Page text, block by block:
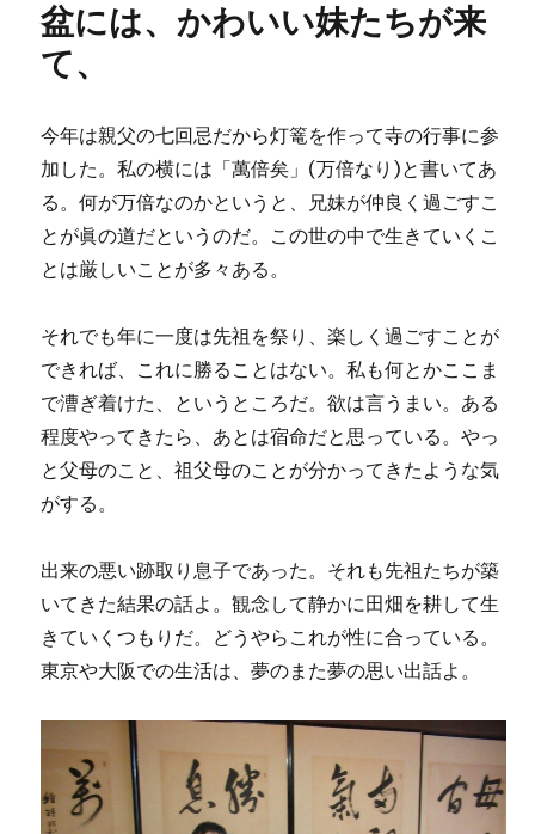
ー
盆には、かわいい妹たちが来
て、
今年は親父の七回忌だから灯篭を作って寺の行事に参
加した。私の横には「萬倍矣」(万倍なり)と書いてあ
る。何が万倍なのかというと、兄妹が仲良く過ごすこ
とが眞の道だというのだ。この世の中で生きていくこ
とは厳しいことが多々ある。
それでも年に一度は先祖を祭り、楽しく過ごすことが
できれば、これに勝ることはない。私も何とかここま
で漕ぎ着けた、というところだ。欲は言うまい。ある
程度やってきたら、あとは宿命だと思っている。やっ
と父母のこと、祖父母のことが分かってきたような気
がする。
出来の悪い跡取り息子であった。それも先祖たちが築
いてきた結果の話よ。観念して静かに田畑を耕して生
きていくつもりだ。どうやらこれが性に合っている。
東京や大阪での生活は、夢のまた夢の思い出話よ。